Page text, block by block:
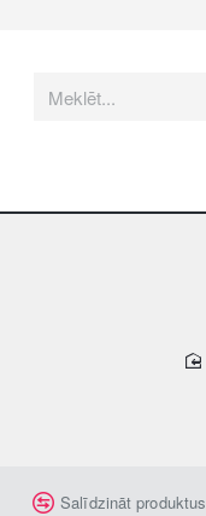
Meklēt...
Salīdzināt produktus